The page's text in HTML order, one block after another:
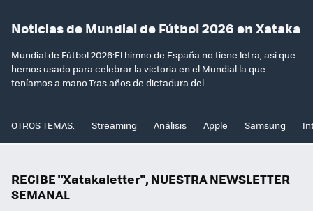
Noticias de Mundial de Fútbol 2026 en Xataka
Mundial de Fútbol 2026:El himno de España no tiene letra, así que
hemos usado para celebrar la victoria en el Mundial la que
teníamos a mano.Tras años de dictadura del...
OTROS TEMAS: Streaming Análisis Apple Samsung
RECIBE "Xatakaletter", NUESTRA NEWSLETTER
SEMANAL